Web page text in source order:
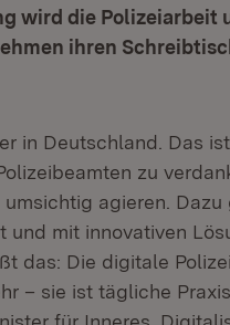
wird die Polizeiarbeit
ihren
in Deutschland. Das
zu
agieren. Dazu
mit innovativen
das: Die digitale
– sie ist tägliche